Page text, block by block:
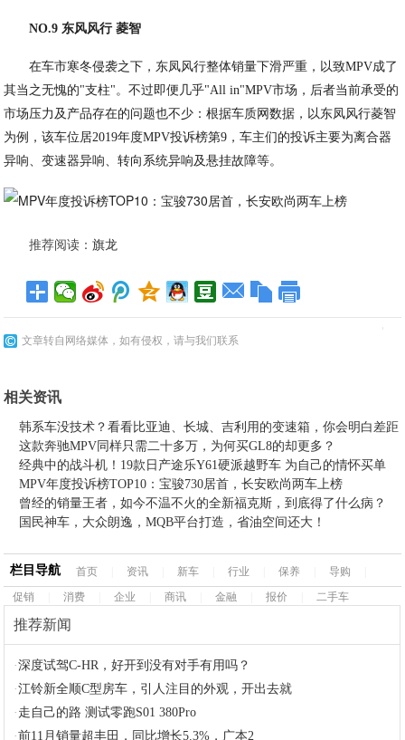
NO.9 东风风行 菱智
在车市寒冬侵袭之下，东凤风行整体销量下滑严重，以致MPV成了
其当之无愧的"支柱"。不过即便几乎"All in"MPV市场，后者当前承受的
市场压力及产品存在的问题也不少：根据车质网数据，以东凤风行菱智
为例，该车位居2019年度MPV投诉榜第9，车主们的投诉主要为离合器
异响、变速器异响、转向系统异响及悬挂故障等。
推荐阅读：旗龙
文章转自网络媒体，如有侵权，请与我们联系
相关资讯
韩系车没技术？看看比亚迪、长城、吉利用的变速箱，你会明白差距
这款奔驰MPV同样只需二十多万，为何买GL8的却更多？
经典中的战斗机！19款日产途乐Y61硬派越野车 为自己的情怀买单
MPV年度投诉榜TOP10：宝骏730居首，长安欧尚两车上榜
曾经的销量王者，如今不温不火的全新福克斯，到底得了什么病？
国民神车，大众朗逸，MQB平台打造，省油空间还大！
栏目导航 首页 资讯 新车 行业 保养 导购
促销
消费 企业 商讯 金融 报价 二手车
推荐新闻
·深度试驾C-HR，好开到没有对手有用吗？
·江铃新全顺C型房车，引人注目的外观，开出去就
· 走自己的路 测试零跑S01 380Pro
·前11月销量超丰田，同比增长5.3%，广本2